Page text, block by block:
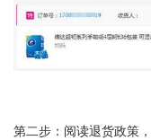
第二步：阅读退货政策